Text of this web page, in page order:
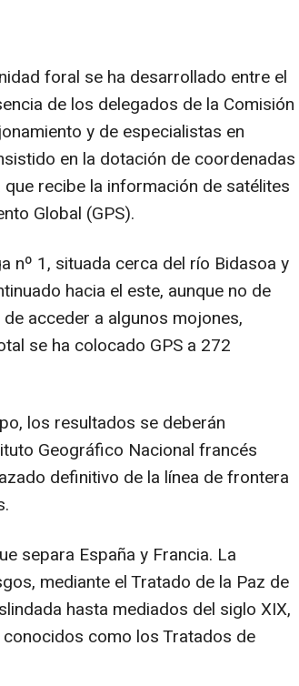
foral se ha desarrollado entre el
de los delegados de la Comisión
y de especialistas en
en la dotación de coordenadas
recibe la información de satélites
Global (GPS).
nº 1, situada cerca del río Bidasoa y
hacia el este, aunque no de
acceder a algunos mojones,
se ha colocado GPS a 272
los resultados se deberán
Geográfico Nacional francés
definitivo de la línea de frontera
separa España y Francia. La
mediante el Tratado de la Paz de
hasta mediados del siglo XIX,
como los Tratados de